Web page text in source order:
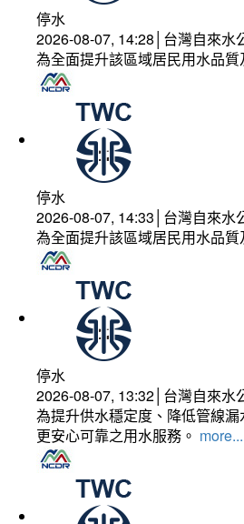
停水
2026-08-07, 14:28│台灣自來水
為全面提升該區域居民用水品
停水
2026-08-07, 14:33│台灣自來水
為全面提升該區域居民用水品
停水
2026-08-07, 13:32│台灣自來水
為提升供水穩定度、降低管線
更安心可靠之用水服務。 more...